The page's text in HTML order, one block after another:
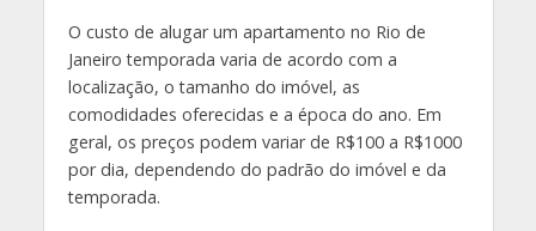
O custo de alugar um apartamento no Rio de
Janeiro temporada varia de acordo com a
localização, o tamanho do imóvel, as
comodidades oferecidas e a época do ano. Em
geral, os preços podem variar de R$100 a R$1000
por dia, dependendo do padrão do imóvel e da
temporada.